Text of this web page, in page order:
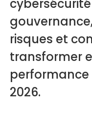
risques et
transformer
2026.